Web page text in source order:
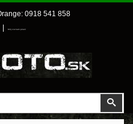
0918 541 858
Môj zoznam prianí